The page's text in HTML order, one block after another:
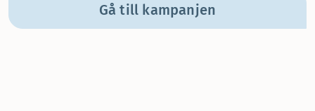
Gå till kampanjen